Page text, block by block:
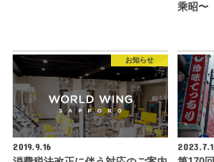
乘昭〜
お知らせ
2019.9.16